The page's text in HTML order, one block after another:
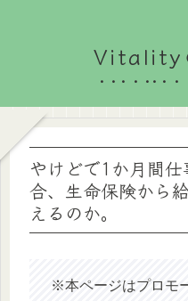
Vitality
やけどで1か月間
合、生命保険から
えるのか。
※本ページはプロモ